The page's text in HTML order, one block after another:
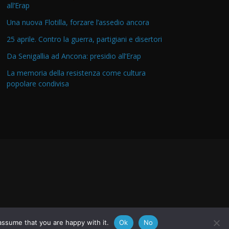
all’Erap
Una nuova Flotilla, forzare l’assedio ancora
25 aprile. Contro la guerra, partigiani e disertori
Da Senigallia ad Ancona: presidio all’Erap
La memoria della resistenza come cultura
popolare condivisa
that you are happy with it. Ok No